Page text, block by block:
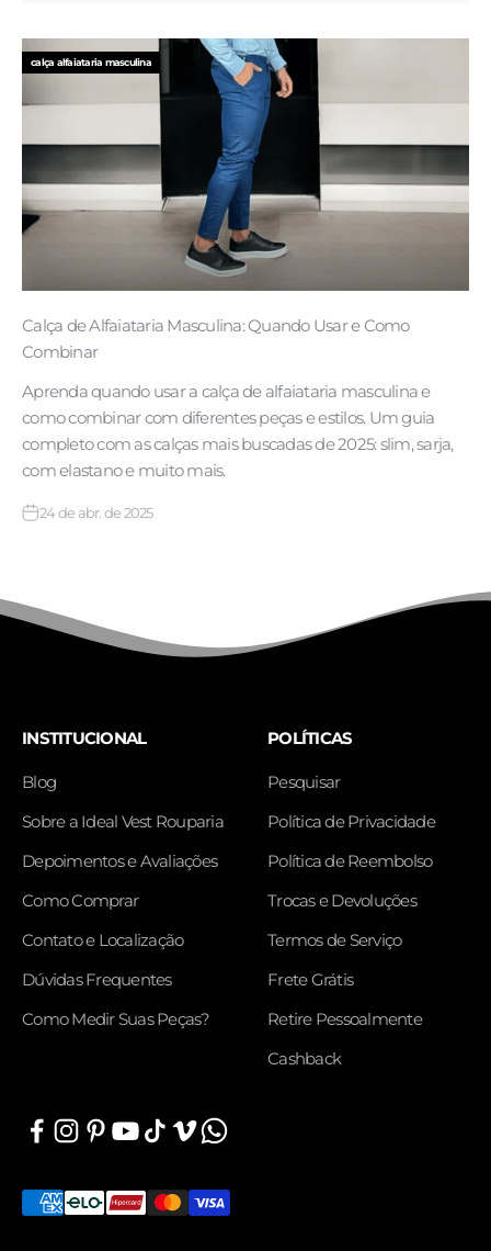
calça alfaiataria masculina
Calça de Alfaiataria Masculina: Quando Usar e Como
Combinar
Aprenda quando usar a calça de alfaiataria masculina e
como combinar com diferentes peças e estilos. Um guia
completo com as calças mais buscadas de 2025: slim, sarja,
com elastano e muito mais.
24 de abr. de 2025
INSTITUCIONAL
Blog
Sobre a Ideal Vest Rouparia
Depoimentos e Avaliações
Como Comprar
Contato e Localização
Dúvidas Frequentes
Como Medir Suas Peças?
POLÍTICAS
Pesquisar
Política de Privacidade
Política de Reembolso
Trocas e Devoluções
Termos de Serviço
Frete Grátis
Retire Pessoalmente
Cashback